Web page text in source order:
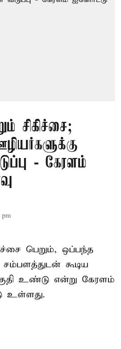
சிகிச்சை;
- கேரளம்
pm
பெறும், ஒப்பந்த
கூடிய
உண்டு என்று கேரளம்
உள்ளது.